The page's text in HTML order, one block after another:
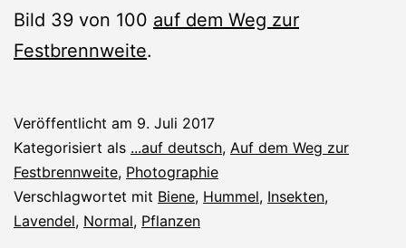
Bild 39 von 100 auf dem Weg zur
Festbrennweite.
Veröffentlicht am 9. Juli 2017
Kategorisiert als ...auf deutsch, Auf dem Weg zur
Festbrennweite, Photographie
Verschlagwortet mit Biene, Hummel, Insekten,
Lavendel, Normal, Pflanzen